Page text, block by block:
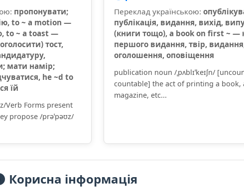
пропонувати;
to ~ a motion —
to ~ a toast —
тост,
мати намір;
he ~d to
їй
Verb Forms present
propose /prəˈpəʊz/
Переклад українською:
публікація, видання, вихід,
(книги тощо), a book on first ~ —
першого видання, твір,
оголошення, оповіщення
publication noun /ˌpʌblɪˈkeɪʃn/
countable] the act of printing a book,
magazine, etc...
Корисна інформація